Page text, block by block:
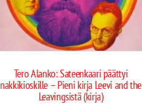
Tero Alanko: Sateenkaari päättyi
nakkikioskille – Pieni kirja Leevi and the
Leavingsistä (kirja)